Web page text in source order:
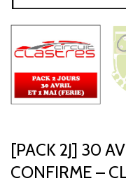
[PACK 2J] 30
CONFIRME –